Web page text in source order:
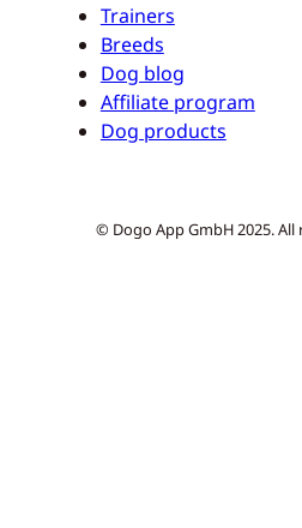
Trainers
Breeds
Dog blog
Affiliate program
Dog products
© Dogo App GmbH 2025. All